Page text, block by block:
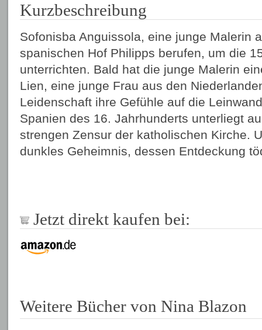
Kurzbeschreibung
Sofonisba Anguissola, eine junge Malerin
spanischen Hof Philipps berufen, um die
unterrichten. Bald hat die junge Malerin
Lien, eine junge Frau aus den
Leidenschaft ihre Gefühle auf die
Spanien des 16. Jahrhunderts unterliegt
strengen Zensur der katholischen Kirche.
dunkles Geheimnis, dessen Entdeckung
Jetzt direkt kaufen bei:
Weitere Bücher von Nina Blazon